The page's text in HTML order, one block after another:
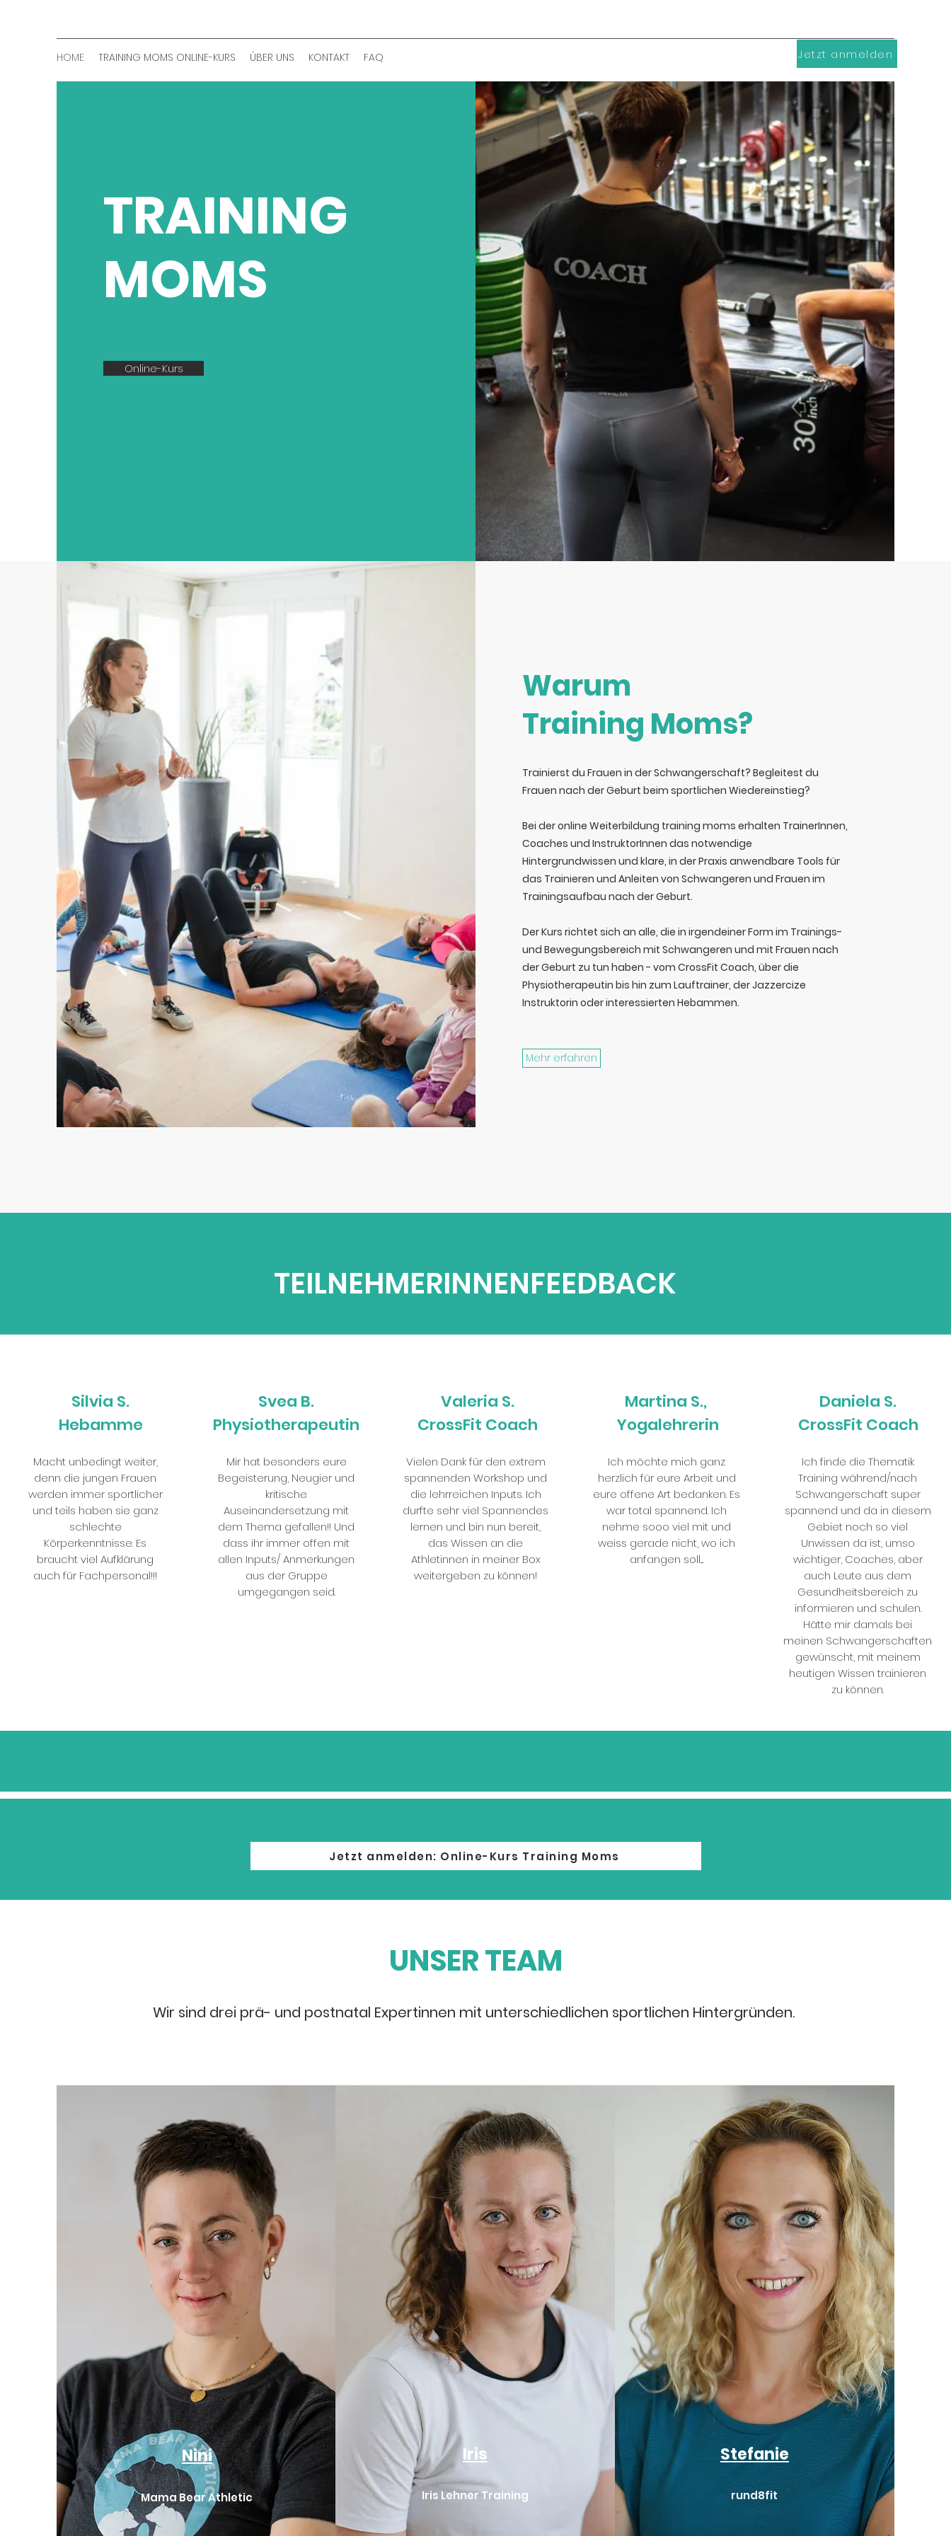
HOME TRAINING MOMS ONLINE-KURS ÜBER UNS KONTAKT FAQ Jetzt anmelden
TRAINING
MOMS
Online-Kurs
Warum
Training Moms?
Trainierst du Frauen in der Schwangerschaft? Begleitest du
Frauen nach der Geburt beim sportlichen Wiedereinstieg?
Bei der online Weiterbildung training moms erhalten TrainerInnen,
Coaches und InstruktorInnen das notwendige
Hintergrundwissen und klare, in der Praxis anwendbare Tools für
das Trainieren und Anleiten von Schwangeren und Frauen im
Trainingsaufbau nach der Geburt.
Der Kurs richtet sich an alle, die in irgendeiner Form im Trainings-
und Bewegungsbereich mit Schwangeren und mit Frauen nach
der Geburt zu tun haben - vom CrossFit Coach, über die
Physiotherapeutin bis hin zum Lauftrainer, der Jazzercize
Instruktorin oder interessierten Hebammen.
Mehr erfahren
TEILNEHMERINNENFEEDBACK
Silvia S.
Hebamme
Macht unbedingt weiter,
denn die jungen Frauen
werden immer sportlicher
und teils haben sie ganz
schlechte
Körperkenntnisse. Es
braucht viel Aufklärung
auch für Fachpersonal!!!
Svea B.
Physiotherapeutin
Mir hat besonders eure
Begeisterung, Neugier und
kritische
Auseinandersetzung mit
dem Thema gefallen!! Und
dass ihr immer offen mit
allen Inputs/ Anmerkungen
aus der Gruppe
umgegangen seid.
Valeria S.
CrossFit Coach
Vielen Dank für den extrem
spannenden Workshop und
die lehrreichen Inputs. Ich
durfte sehr viel Spannendes
lernen und bin nun bereit,
das Wissen an die
Athletinnen in meiner Box
weitergeben zu können!
Martina S.,
Yogalehrerin
Ich möchte mich ganz
herzlich für eure Arbeit und
eure offene Art bedanken. Es
war total spannend. Ich
nehme sooo viel mit und
weiss gerade nicht, wo ich
anfangen soll....
Daniela S.
CrossFit Coach
Ich finde die Thematik
Training während/nach
Schwangerschaft super
spannend und da in diesem
Gebiet noch so viel
Unwissen da ist, umso
wichtiger, Coaches, aber
auch Leute aus dem
Gesundheitsbereich zu
informieren und schulen.
Hätte mir damals bei
meinen Schwangerschaften
gewünscht, mit meinem
heutigen Wissen trainieren
zu können.
Jetzt anmelden: Online-Kurs Training Moms
UNSER TEAM
Wir sind drei prä- und postnatal Expertinnen mit unterschiedlichen sportlichen Hintergründen.
Nini
Mama Bear Athletic
Iris
Iris Lehner Training
Stefanie
rund8fit